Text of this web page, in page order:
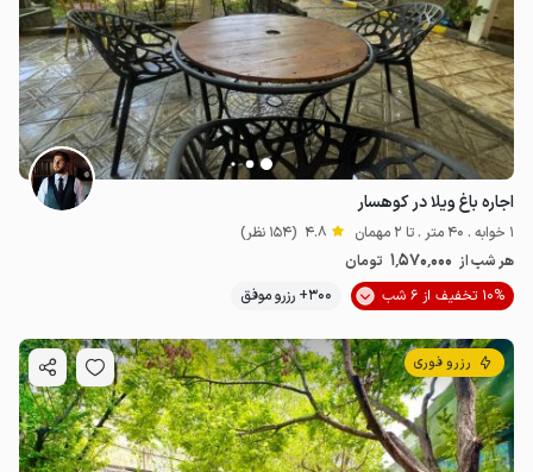
اجاره باغ ویلا در کوهسار
1 خوابه . 40 متر . تا 2 مهمان 4.8 (154 نظر)
هر شب از 1٬570٬000 تومان
10% تخفیف از 6 شب
300+ رزرو موفق
رزرو فوری